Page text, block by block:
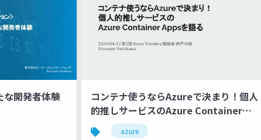
開発者体験
コンテナ使うならAzureで決まり！個人
的推しサービスのAzure Container
Appsを語る_
azure